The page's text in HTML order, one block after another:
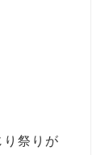
り祭りが